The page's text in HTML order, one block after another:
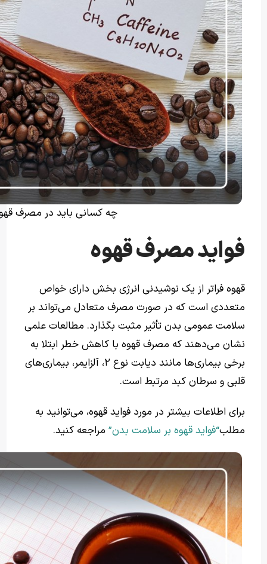
چه کسانی باید در مصرف
فواید مصرف قهوه
قهوه فراتر از یک نوشیدنی انرژی بخش دارای خواص
متعددی است که در صورت مصرف متعادل می‌تواند بر
سلامت عمومی بدن تأثیر مثبت بگذارد. مطالعات علمی
نشان می‌دهند که مصرف قهوه با کاهش خطر ابتلا به
برخی بیماری‌ها مانند دیابت نوع ۲، آلزایمر، بیماری‌های
قلبی و سرطان کبد مرتبط است.
برای اطلاعات بیشتر در مورد فواید قهوه، می‌توانید به
مطلب“فواید قهوه بر سلامت بدن” مراجعه کنید.